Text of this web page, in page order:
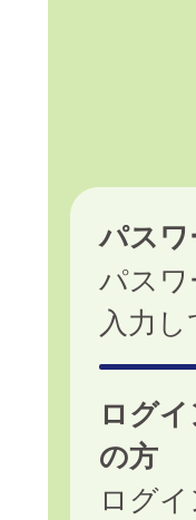
パス
パス
入力し
ログ
の方
ログ